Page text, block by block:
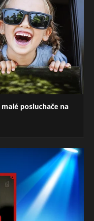
posluchače na